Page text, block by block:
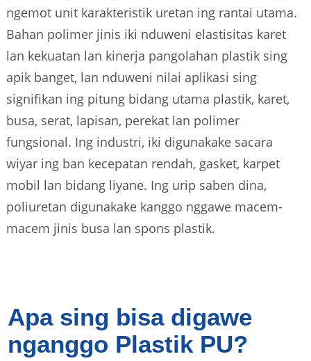
ngemot unit karakteristik uretan ing rantai utama.
Bahan polimer jinis iki nduweni elastisitas karet
lan kekuatan lan kinerja pangolahan plastik sing
apik banget, lan nduweni nilai aplikasi sing
signifikan ing pitung bidang utama plastik, karet,
busa, serat, lapisan, perekat lan polimer
fungsional. Ing industri, iki digunakake sacara
wiyar ing ban kecepatan rendah, gasket, karpet
mobil lan bidang liyane. Ing urip saben dina,
poliuretan digunakake kanggo nggawe macem-
macem jinis busa lan spons plastik.
Apa sing bisa digawe
nganggo Plastik PU?